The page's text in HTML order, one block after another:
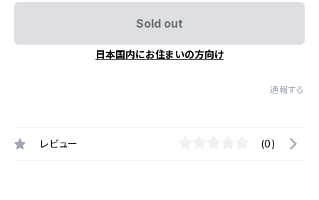
Sold out
日本国内にお住まいの方向け
通報する
レビュー (0)